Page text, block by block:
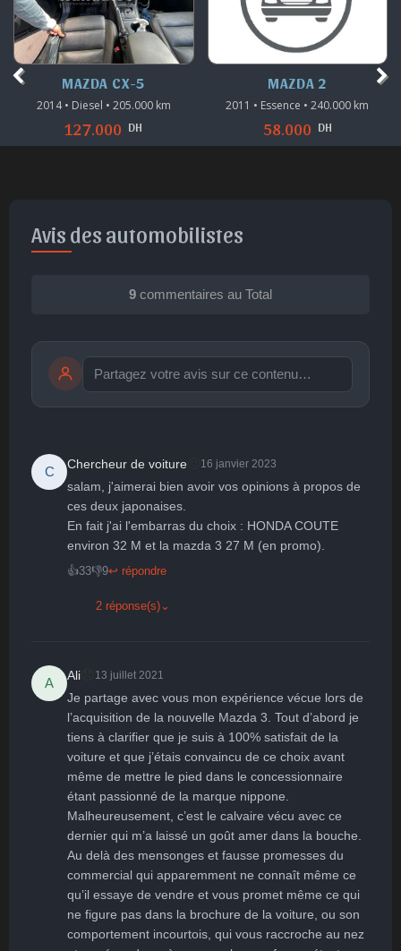
MAZDA CX-5
2014 • Diesel • 205.000 km
127.000 DH
MAZDA 2
2011 • Essence • 240.000 km
58.000 DH
Avis des automobilistes
9 commentaires au Total
🤩
Parfait
👏
Bravo Réjoui Content Indifférent
😮 😞 😠 😨
publication immédiate Publier
C
Chercheur de voiture 16 janvier 2023
salam, j'aimerai bien avoir vos opinions à propos de
ces deux japonaises.
En fait j'ai l'embarras du choix : HONDA COUTE
environ 32 M et la mazda 3 27 M (en promo).
👍33👎9↩ répondre
2 réponse(s) ⌄
A
Ali 13 juillet 2021
Je partage avec vous mon expérience vécue lors de
l’acquisition de la nouvelle Mazda 3. Tout d’abord je
tiens à clarifier que je suis à 100% satisfait de la
voiture et que j’étais convaincu de ce choix avant
même de mettre le pied dans le concessionnaire
étant passionné de la marque nippone.
Malheureusement, c’est le calvaire vécu avec ce
dernier qui m’a laissé un goût amer dans la bouche.
Au delà des mensonges et fausse promesses du
commercial qui apparemment ne connaît même ce
qu’il essaye de vendre et vous promet même ce qui
ne figure pas dans la brochure de la voiture, ou son
comportement incourtois, qui vous raccroche au nez